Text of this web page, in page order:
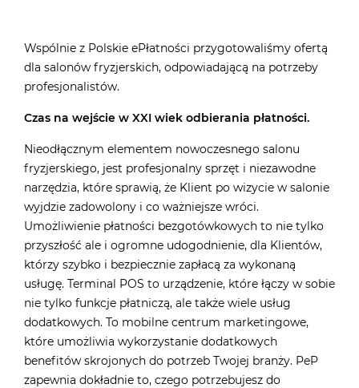
Wspólnie z Polskie ePłatności przygotowaliśmy ofertą
dla salonów fryzjerskich, odpowiadającą na potrzeby
profesjonalistów.
Czas na wejście w XXI wiek odbierania płatności.
Nieodłącznym elementem nowoczesnego salonu
fryzjerskiego, jest profesjonalny sprzęt i niezawodne
narzędzia, które sprawią, że Klient po wizycie w salonie
wyjdzie zadowolony i co ważniejsze wróci.
Umożliwienie płatności bezgotówkowych to nie tylko
przyszłość ale i ogromne udogodnienie, dla Klientów,
którzy szybko i bezpiecznie zapłacą za wykonaną
usługę. Terminal POS to urządzenie, które łączy w sobie
nie tylko funkcje płatniczą, ale także wiele usług
dodatkowych. To mobilne centrum marketingowe,
które umożliwia wykorzystanie dodatkowych
benefitów skrojonych do potrzeb Twojej branży. PeP
zapewnia dokładnie to, czego potrzebujesz do